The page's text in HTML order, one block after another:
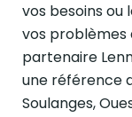
vos besoins ou
vos problèmes
partenaire
une référence
Soulanges,